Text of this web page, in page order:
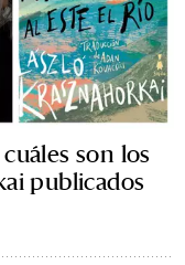
son los
publicados